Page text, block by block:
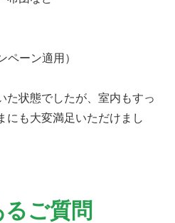
ペーン適用）
た状態でしたが、室内もすっ
にも大変満足いただけまし
ご質問